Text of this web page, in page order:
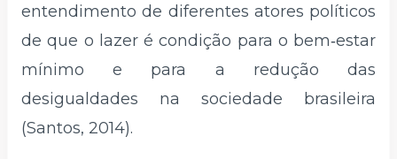
entendimento de diferentes atores políticos
de que o lazer é condição para o bem‑estar
mínimo e para a redução das
desigualdades na sociedade brasileira
(Santos, 2014).